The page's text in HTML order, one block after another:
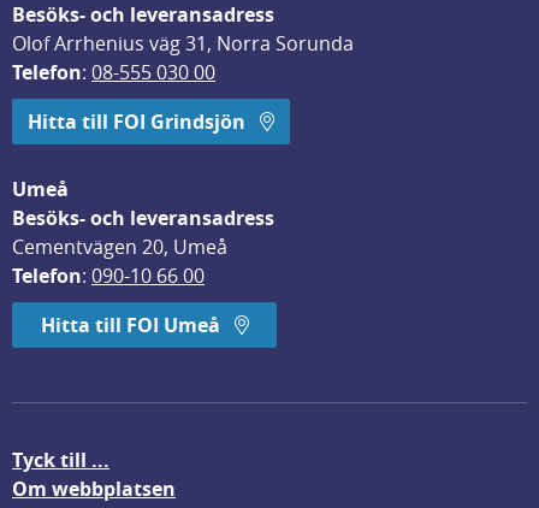
Besöks- och leveransadress
Olof Arrhenius väg 31, Norra Sorunda
Telefon: 08-555 030 00
Hitta till FOI Grindsjön
Umeå
Besöks- och leveransadress
Cementvägen 20, Umeå
Telefon: 090-10 66 00
Hitta till FOI Umeå
Tyck till ...
Om webbplatsen